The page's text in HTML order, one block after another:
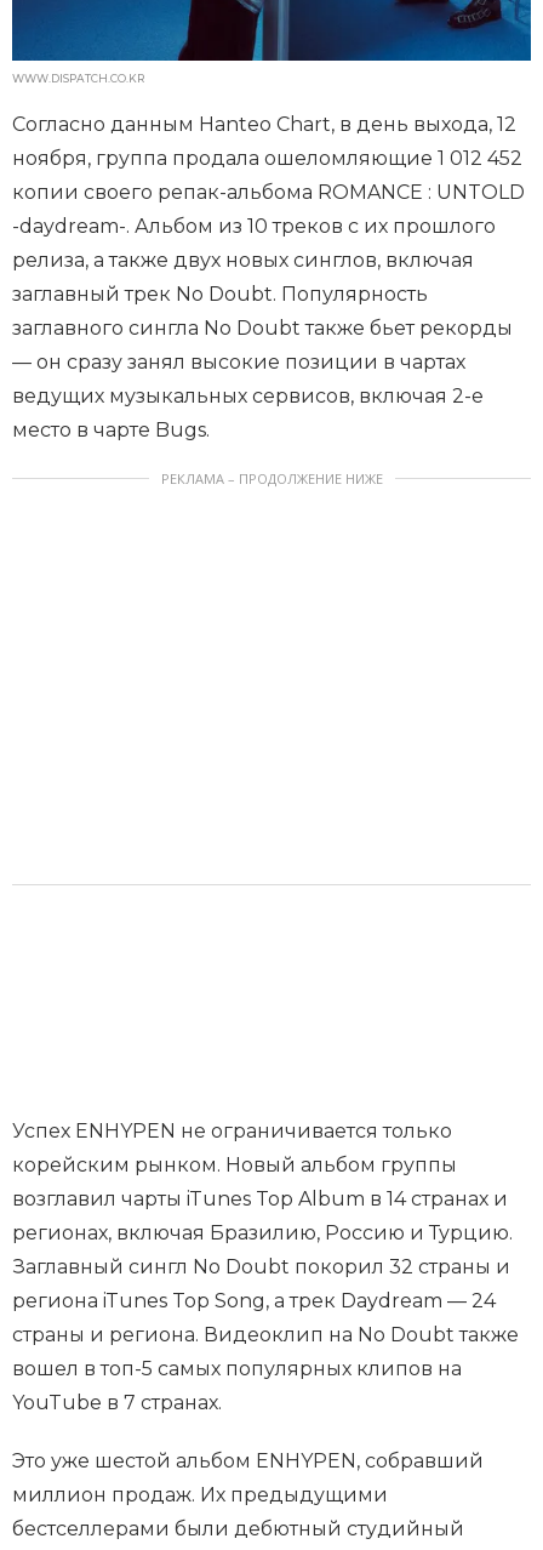
WWW.DISPATCH.CO.KR
Согласно данным Hanteo Chart, в день выхода, 12
ноября, группа продала ошеломляющие 1 012 452
копии своего репак-альбома ROMANCE : UNTOLD
-daydream-. Альбом из 10 треков с их прошлого
релиза, а также двух новых синглов, включая
заглавный трек No Doubt. Популярность
заглавного сингла No Doubt также бьет рекорды
— он сразу занял высокие позиции в чартах
ведущих музыкальных сервисов, включая 2-е
место в чарте Bugs.
РЕКЛАМА – ПРОДОЛЖЕНИЕ НИЖЕ
Успех ENHYPEN не ограничивается только
корейским рынком. Новый альбом группы
возглавил чарты iTunes Top Album в 14 странах и
регионах, включая Бразилию, Россию и Турцию.
Заглавный сингл No Doubt покорил 32 страны и
региона iTunes Top Song, а трек Daydream — 24
страны и региона. Видеоклип на No Doubt также
вошел в топ-5 самых популярных клипов на
YouTube в 7 странах.
Это уже шестой альбом ENHYPEN, собравший
миллион продаж. Их предыдущими
бестселлерами были дебютный студийный